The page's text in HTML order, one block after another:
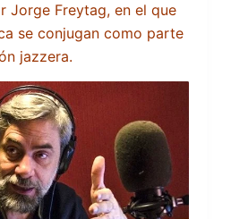
Jorge Freytag, en el que
se conjugan como parte
jazzera.